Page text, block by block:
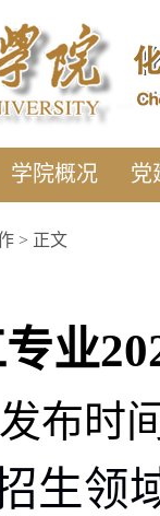
学院概况 党
> 正文
业
发布时
生领